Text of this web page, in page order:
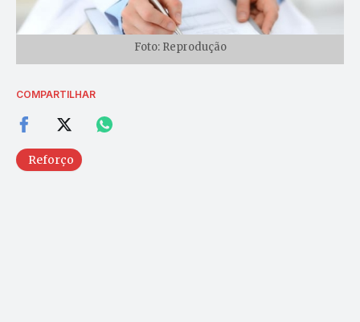
Foto: Reprodução
COMPARTILHAR
Reforço